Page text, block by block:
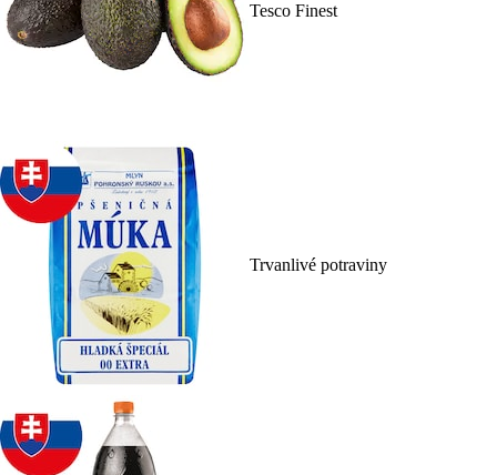
Tesco Finest
Trvanlivé potraviny